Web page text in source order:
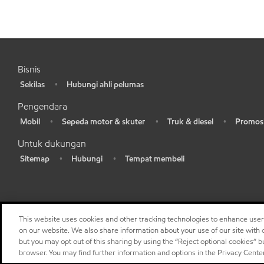
Bisnis
Sekilas • Hubungi ahli pelumas
Pengendara
Mobil • Sepeda motor & skuter • Truk & diesel •
Untuk dukungan
Sitemap • Hubungi • Tempat membeli
This website uses cookies and other tracking technologies to enhance
on our website. We also share information about your use of our site
but you may opt out of this sharing by using the “Reject optional
browser. You may find further information and options in the Privacy